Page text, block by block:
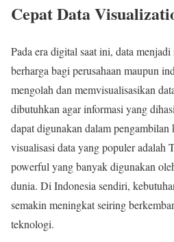
Cepat Data
Pada era digital saat ini, data menjadi
berharga bagi perusahaan maupun
mengolah dan memvisualisasikan
dibutuhkan agar informasi yang
dapat digunakan dalam pengambilan
visualisasi data yang populer adalah
powerful yang banyak digunakan
dunia. Di Indonesia sendiri,
semakin meningkat seiring
teknologi.